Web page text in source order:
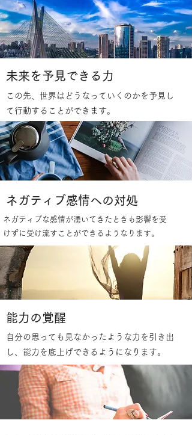
​未来を予見できる力
この先、世界はどうなっていくのかを予見し
て行動することができます。
​ネガティブ感情への対処
ネガティブな感情が湧いてきたときも影響を受
けずに受け流すことができるようなります。
​能力の覚醒
自分の思っても見なかったような力を引き出
し、能力を底上げできるようになります。